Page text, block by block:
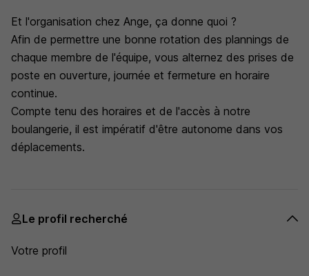
Et l'organisation chez Ange, ça donne quoi ?
Afin de permettre une bonne rotation des plannings de
chaque membre de l'équipe, vous alternez des prises de
poste en ouverture, journée et fermeture en horaire
continue.
Compte tenu des horaires et de l'accès à notre
boulangerie, il est impératif d'être autonome dans vos
déplacements.
Le profil recherché
Votre profil